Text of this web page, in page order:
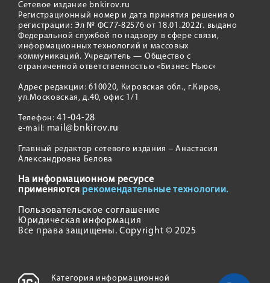
Сетевое издание bnkirov.ru
Регистрационный номер и дата принятия решения о
регистрации: Эл № ФС77-82576 от 18.01.2022г. выдано
Федеральной службой по надзору в сфере связи,
информационных технологий и массовых
коммуникаций. Учредитель — Общество с
ограниченной ответственностью «Бизнес Ньюс»
Адрес редакции: 610020, Кировская обл., г.Киров,
ул.Московская, д.40, офис 1/1
Телефон:41-04-28
e-mail: mail@bnkirov.ru
Главный редактор сетевого издания – Анастасия
Александровна Белова
На информационном ресурсе
применяются рекомендательные технологии.
Пользовательское соглашение
Юридическая информация
Все права защищены. Copyright © 2025
Категория информационной